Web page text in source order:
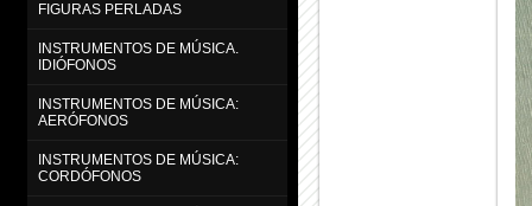
FIGURAS PERLADAS
INSTRUMENTOS DE MÚSICA.
IDIÓFONOS
INSTRUMENTOS DE MÚSICA:
AERÓFONOS
INSTRUMENTOS DE MÚSICA:
CORDÓFONOS